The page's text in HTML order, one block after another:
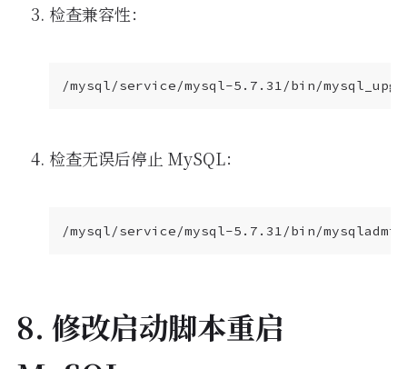
检查兼容性：
/mysql/service/mysql-5.7.31/bin/
检查无误后停止 MySQL：
/mysql/service/mysql-5.7.31/bin/
8. 修改启动脚本重启